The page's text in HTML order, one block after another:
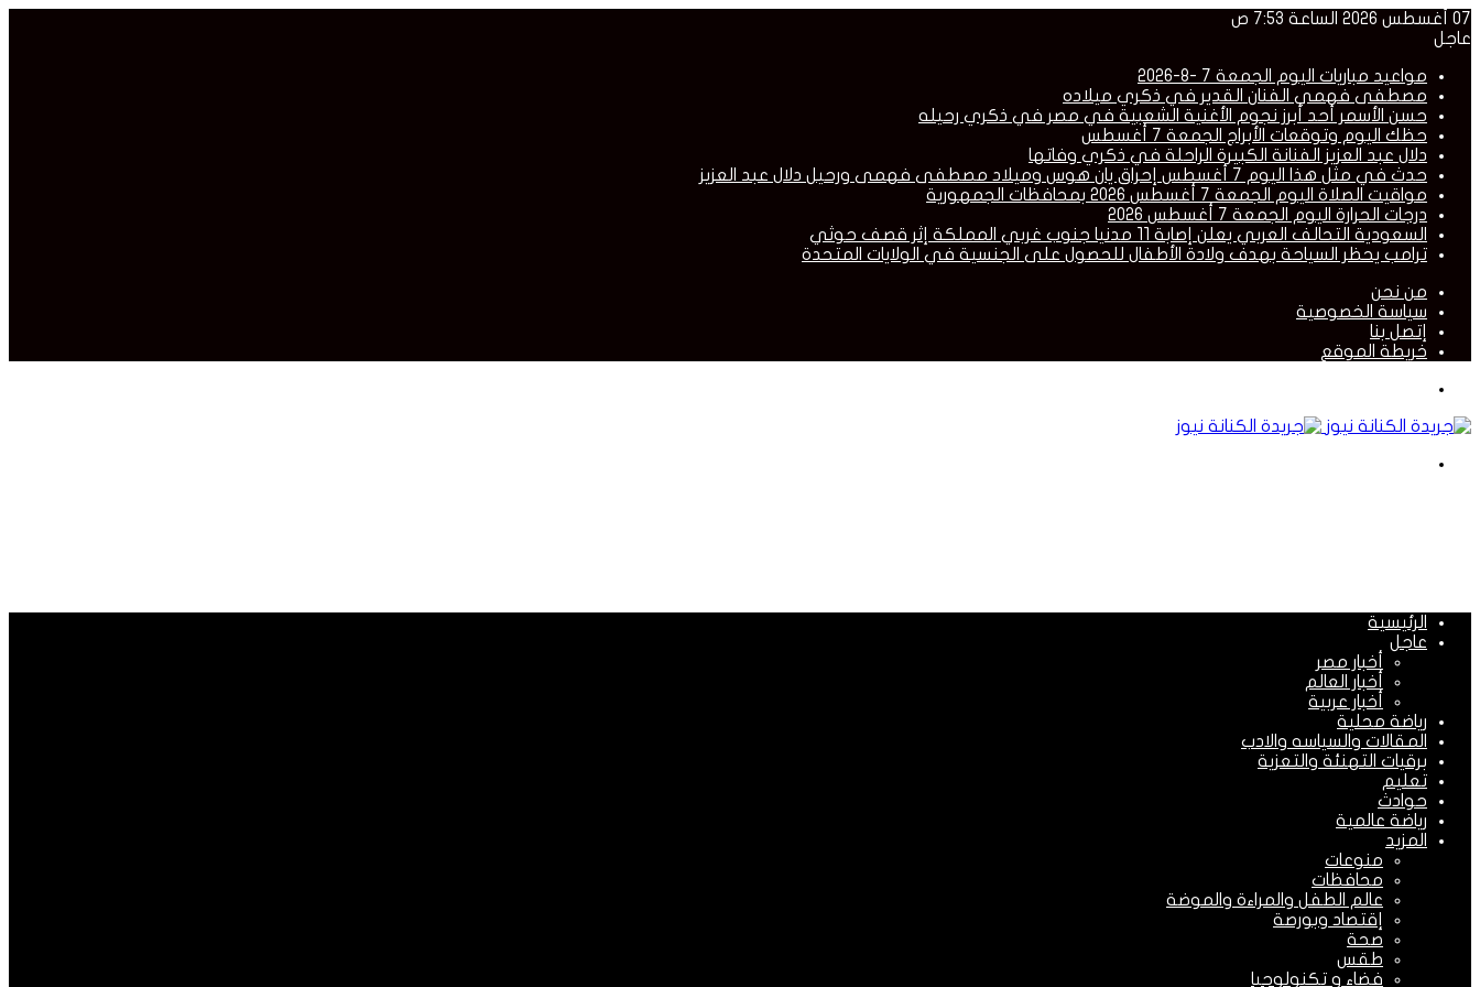
07 أغسطس 2026 الساعة 7:53 ص
عاجل
مواعيد مباريات اليوم الجمعة 7 -8-2026
مصطفى فهمي الفنان القدير في ذكري ميلاده
حسن الأسمر أحد أبرز نجوم الأغنية الشعبية في مصر في ذكري رحيله
حظك اليوم وتوقعات الأبراج الجمعة 7 أغسطس
دلال عبد العزيز الفنانة الكبيرة الراحلة في ذكري وفاتها
حدث في مثل هذا اليوم 7 أغسطس إحراق يان هوس وميلاد مصطفى فهمى ورحيل دلال عبد العزيز
مواقيت الصلاة اليوم الجمعة 7 أغسطس 2026 بمحافظات الجمهورية
درجات الحرارة اليوم الجمعة 7 أغسطس 2026
السعودية التحالف العربي يعلن إصابة 11 مدنيا جنوب غربي المملكة إثر قصف حوثي
ترامب يحظر السياحة بهدف ولادة الأطفال للحصول على الجنسية في الولايات المتحدة
من نحن
سياسة الخصوصية
إتصل بنا
خريطة الموقع
الرئيسية
عاجل
أخبار مصر
أخبار العالم
أخبار عربية
رياضة محلية
المقالات والسياسه والادب
برقيات التهنئة والتعزية
تعليم
حوادث
رياضة عالمية
المزيد
منوعات
محافظات
عالم الطفل والمراءة والموضة
إقتصاد وبورصة
صحة
طقس
فضاء و تكنولوجيا